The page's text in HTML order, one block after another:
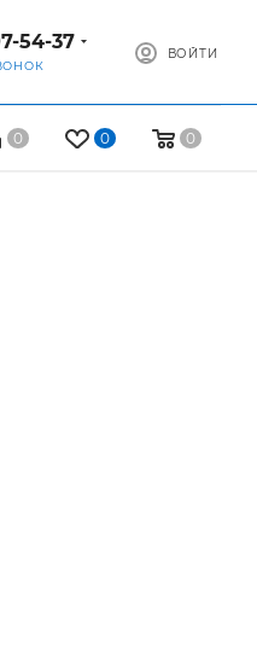
54-37
ВОЙТИ
0 0 0